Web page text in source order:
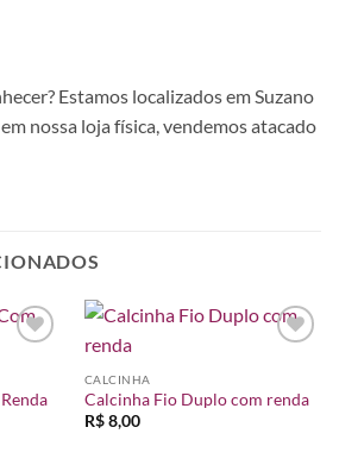
Estamos localizados em Suzano
nossa loja física, vendemos atacado
desejos
desejos
CALCINHA
Calcinha Fio Duplo com renda
R$8,00